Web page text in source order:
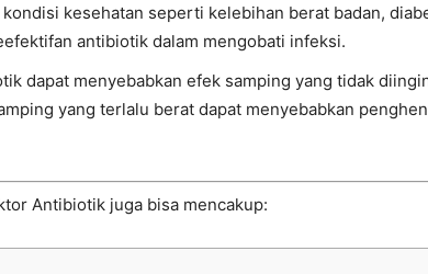
kondisi kesehatan seperti kelebihan berat badan,
antibiotik dalam mengobati infeksi.
dapat menyebabkan efek samping yang tidak
yang terlalu berat dapat menyebabkan
Antibiotik juga bisa mencakup: